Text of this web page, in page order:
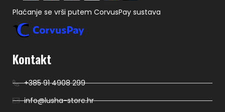
Plaćanje se vrši putem CorvusPay sustava
Kontakt
+385 91 4908 299
info@lusha-store.hr